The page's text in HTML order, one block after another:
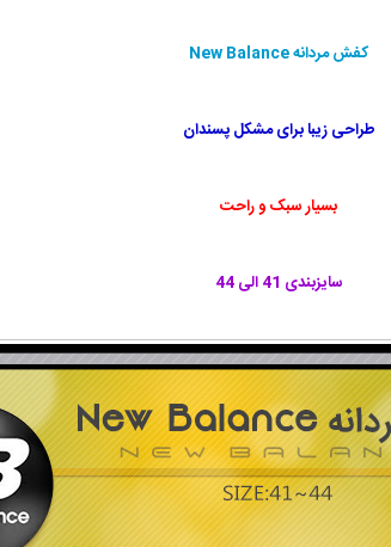
کفش مردانه New Balance
طراحی زیبا برای مشکل پسندان
بسیار سبک و راحت
سایزبندی 41 الی 44